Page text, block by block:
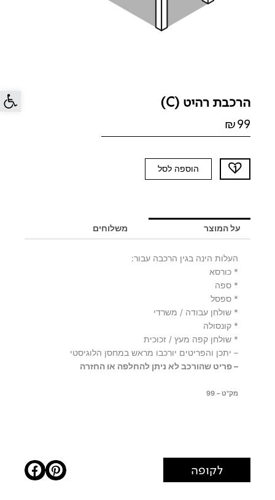
פתח
הרכבת רהיט (C)
₪99
כמות
של
(C)
הוספה לסל
על המוצר משלוחים
העלות הינה בגין הרכבה עבור:
* כורסא
* ספה
* ספסל
* שולחן עבודה / משרדי
* קונסולה
* שולחן קפה מעץ / זכוכית
– יתכן והפריטים יורכבו מראש במחסן הלוגיסטי
– פריט שהורכב לא ניתן להחלפה או החזרה
מק"ט – 99
לקופה